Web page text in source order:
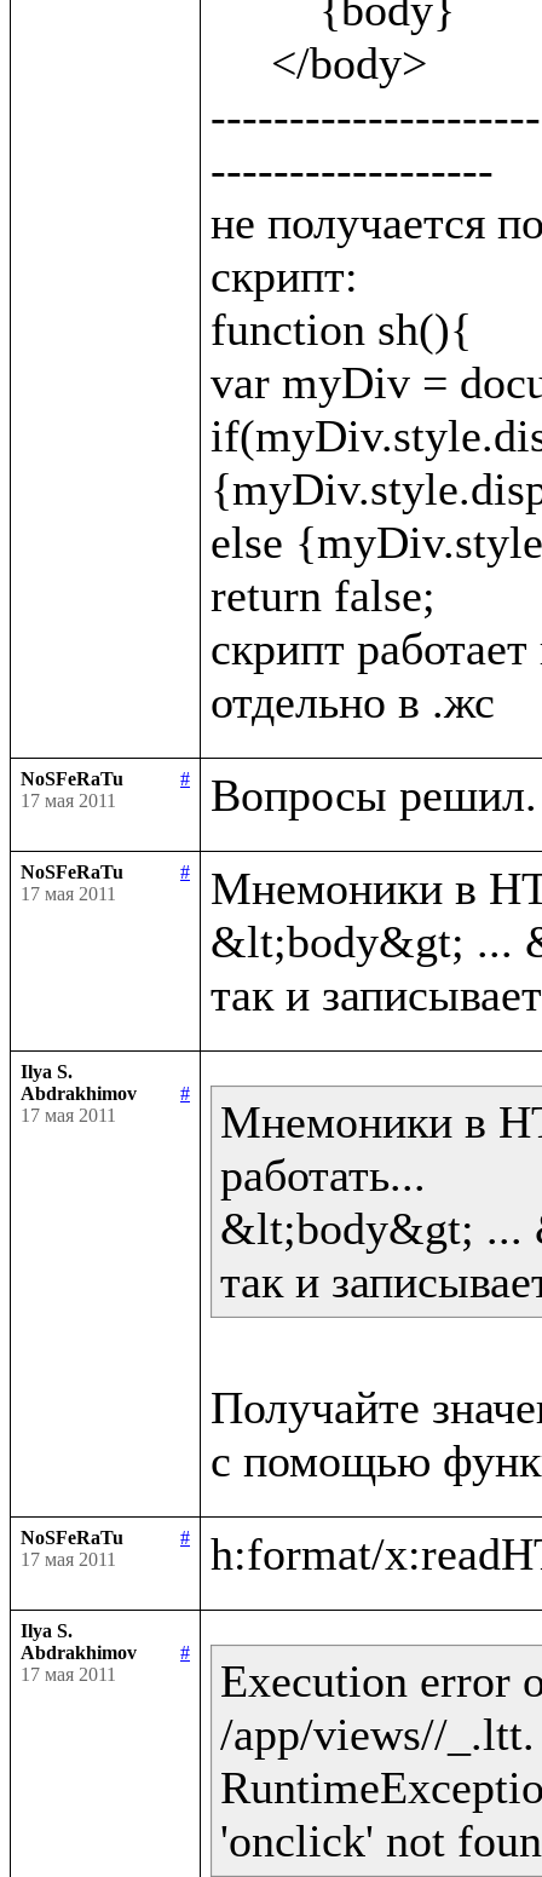
------------------
не получается
скрипт:
function sh(){
var myDiv =
else
return false;
скрипт
NoSFeRaTu
#
17 мая 2011
NoSFeRaTu
#
17 мая 2011
Мнемоники в
&lt;body&gt; ...
Ilya S.
Abdrakhimov
#
17 мая 2011
Мнемоники в
работать...
&lt;body&gt; ...
так и
Получайте
NoSFeRaTu
#
17 мая 2011
Ilya S.
Abdrakhimov
#
17 мая 2011
Execution error
/app/views//
'onclick' not